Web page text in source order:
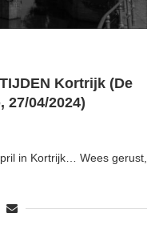
Kortrijk (De
27/04/2024)
in Kortrijk… Wees gerust,